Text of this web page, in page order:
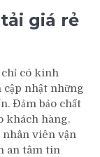
giá rẻ
có kinh
nhật những
Đảm bảo chất
khách hàng.
nhân viên vận
an tâm tin